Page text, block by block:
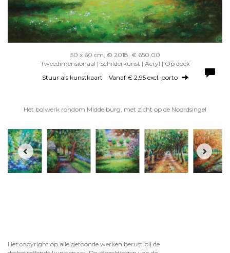
50 x 60 cm, © 2018, € 650,00
Tweedimensionaal | Schilderkunst | Acryl | Op doek
Stuur als kunstkaart Vanaf € 2,95 excl. porto
Het bolwerk rondom Middelburg, met zicht op de Noordsingel
Het copyright op alle getoonde werken berust bij de